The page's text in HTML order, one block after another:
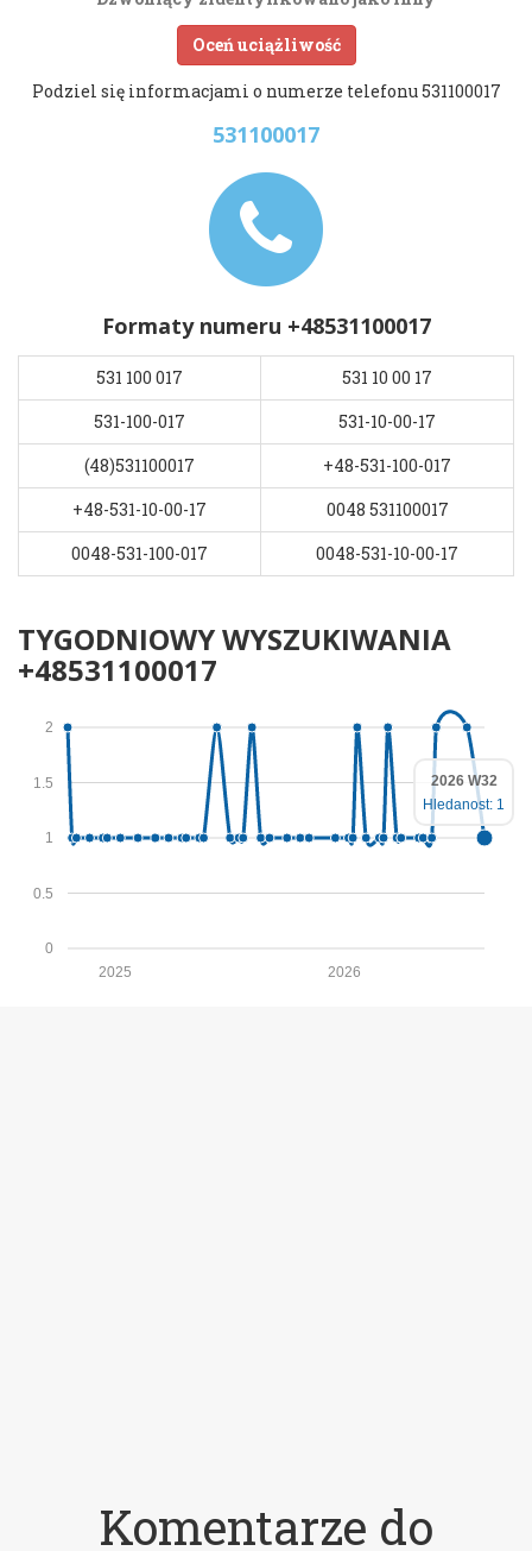
Oceń uciążliwość
Podziel się informacjami o numerze telefonu 531100017
531100017
Formaty numeru +48531100017
531 100 017
531 10 00 17
531-100-017
531-10-00-17
(48)531100017
+48-531-100-017
+48-531-10-00-17
0048 531100017
0048-531-100-017
0048-531-10-00-17
TYGODNIOWY WYSZUKIWANIA
+48531100017
0
0.5
1
1.5
2
2026
2025
2026 W32
Hledanost: 1
Komentarze do